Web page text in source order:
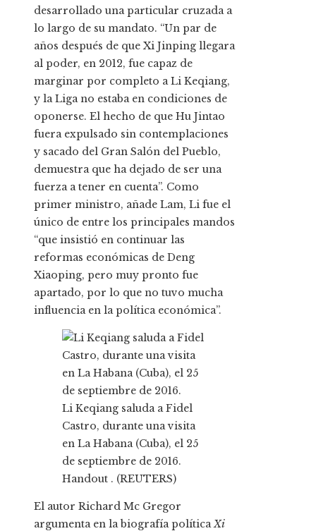
desarrollado una particular cruzada a
lo largo de su mandato. “Un par de
años después de que Xi Jinping llegara
al poder, en 2012, fue capaz de
marginar por completo a Li Keqiang,
y la Liga no estaba en condiciones de
oponerse. El hecho de que Hu Jintao
fuera expulsado sin contemplaciones
y sacado del Gran Salón del Pueblo,
demuestra que ha dejado de ser una
fuerza a tener en cuenta”. Como
primer ministro, añade Lam, Li fue el
único de entre los principales mandos
“que insistió en continuar las
reformas económicas de Deng
Xiaoping, pero muy pronto fue
apartado, por lo que no tuvo mucha
influencia en la política económica”.
Li Keqiang saluda a Fidel
Castro, durante una visita
en La Habana (Cuba), el 25
de septiembre de 2016.
Handout . (REUTERS)
El autor Richard Mc Gregor
argumenta en la biografía política Xi